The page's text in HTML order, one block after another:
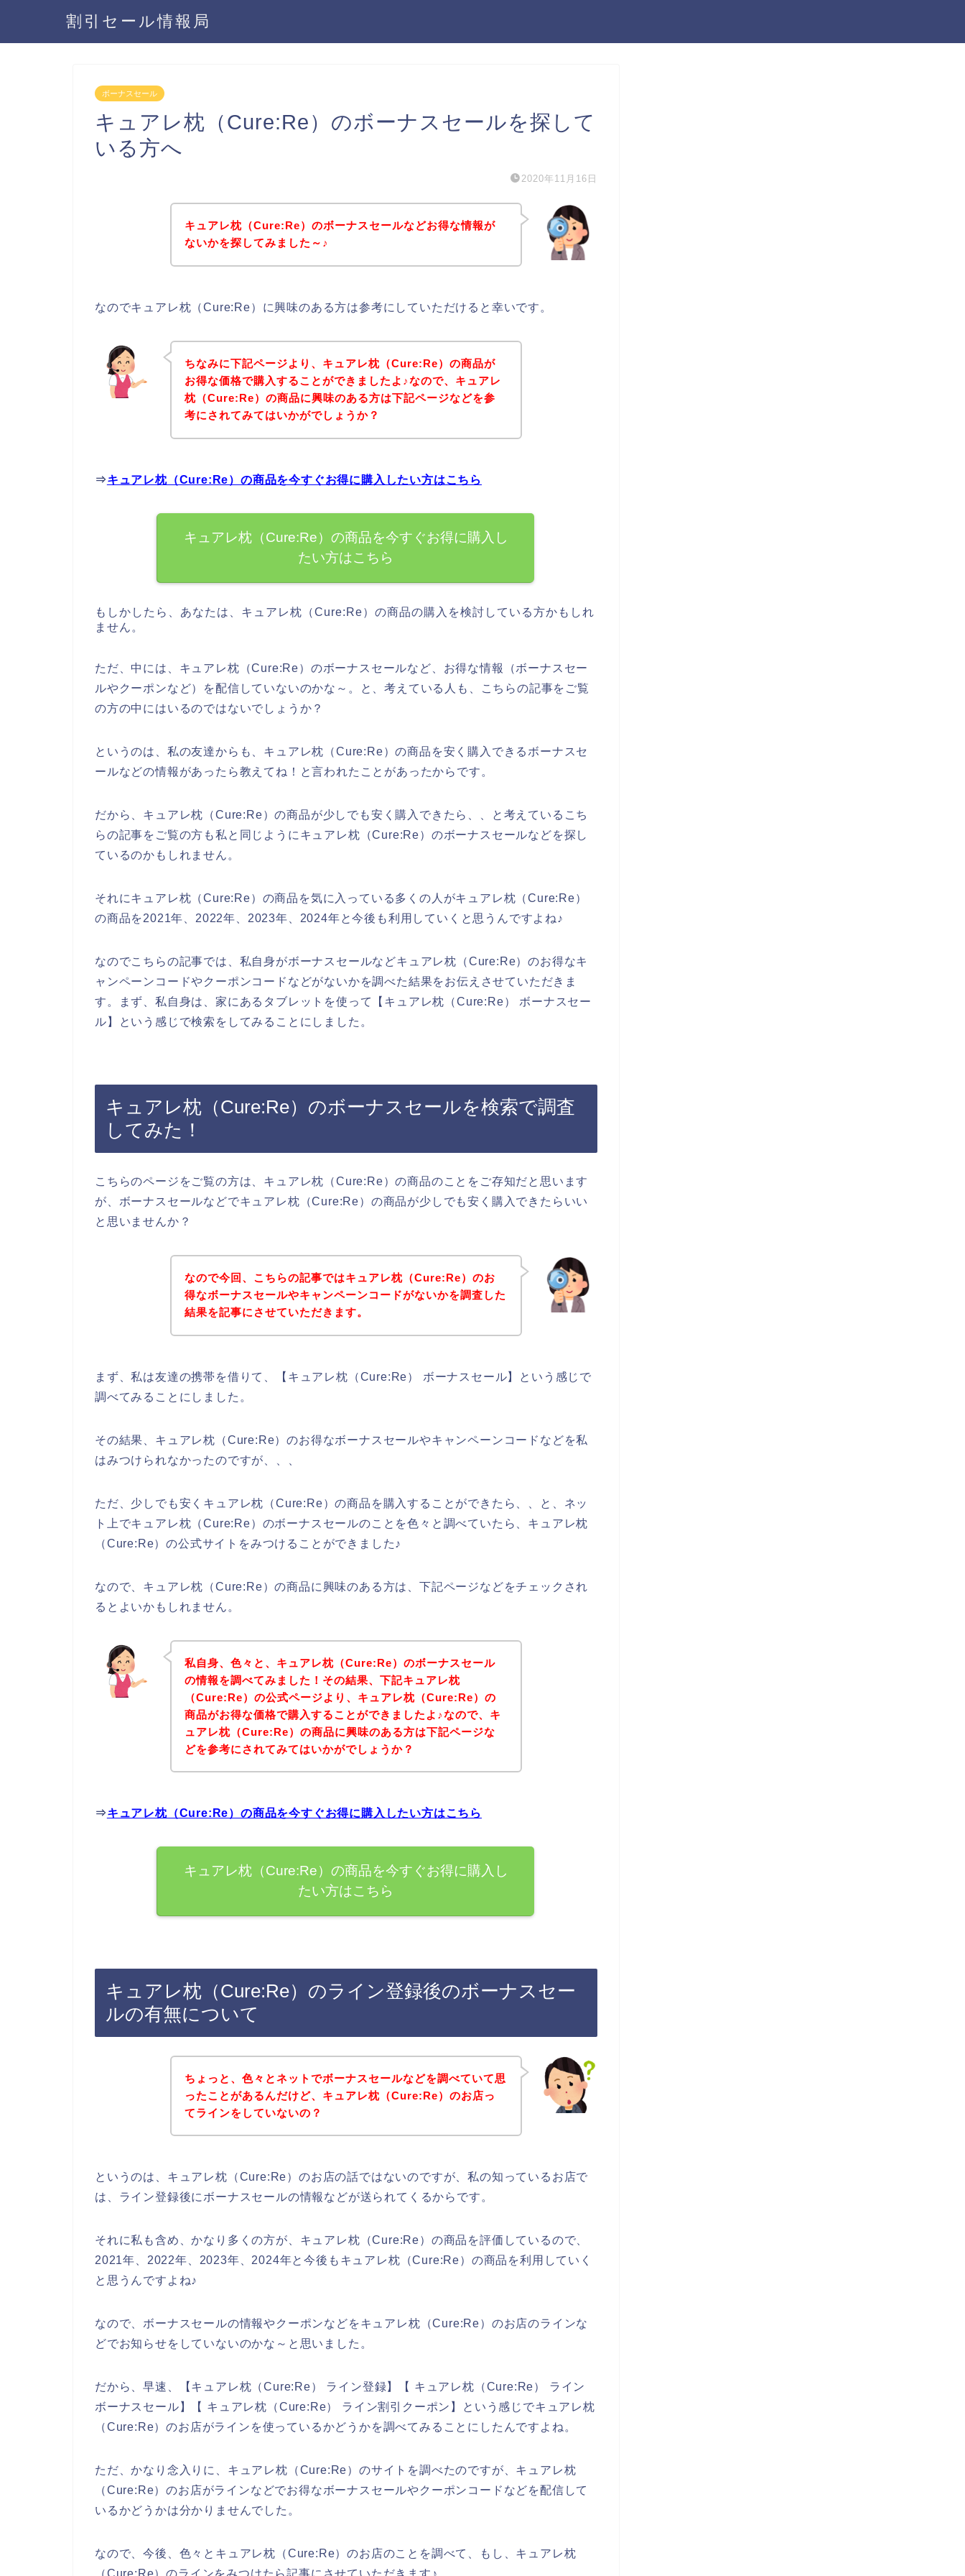
割引セール情報局
ボーナスセール
キュアレ枕（Cure:Re）のボーナスセールを探して
いる方へ
2020年11月16日
キュアレ枕（Cure:Re）のボーナスセールなどお得な情報が
ないかを探してみました～♪
なのでキュアレ枕（Cure:Re）に興味のある方は参考にしていただけると幸いです。
ちなみに下記ページより、キュアレ枕（Cure:Re）の商品が
お得な価格で購入することができましたよ♪なので、キュアレ
枕（Cure:Re）の商品に興味のある方は下記ページなどを参
考にされてみてはいかがでしょうか？
⇒キュアレ枕（Cure:Re）の商品を今すぐお得に購入したい方はこちら
キュアレ枕（Cure:Re）の商品を今すぐお得に購入し
たい方はこちら
もしかしたら、あなたは、キュアレ枕（Cure:Re）の商品の購入を検討している方かもしれ
ません。
ただ、中には、キュアレ枕（Cure:Re）のボーナスセールなど、お得な情報（ボーナスセー
ルやクーポンなど）を配信していないのかな～。と、考えている人も、こちらの記事をご覧
の方の中にはいるのではないでしょうか？
というのは、私の友達からも、キュアレ枕（Cure:Re）の商品を安く購入できるボーナスセ
ールなどの情報があったら教えてね！と言われたことがあったからです。
だから、キュアレ枕（Cure:Re）の商品が少しでも安く購入できたら、、と考えているこち
らの記事をご覧の方も私と同じようにキュアレ枕（Cure:Re）のボーナスセールなどを探し
ているのかもしれません。
それにキュアレ枕（Cure:Re）の商品を気に入っている多くの人がキュアレ枕（Cure:Re）
の商品を2021年、2022年、2023年、2024年と今後も利用していくと思うんですよね♪
なのでこちらの記事では、私自身がボーナスセールなどキュアレ枕（Cure:Re）のお得なキ
ャンペーンコードやクーポンコードなどがないかを調べた結果をお伝えさせていただきま
す。まず、私自身は、家にあるタブレットを使って【キュアレ枕（Cure:Re） ボーナスセー
ル】という感じで検索をしてみることにしました。
キュアレ枕（Cure:Re）のボーナスセールを検索で調査
してみた！
こちらのページをご覧の方は、キュアレ枕（Cure:Re）の商品のことをご存知だと思います
が、ボーナスセールなどでキュアレ枕（Cure:Re）の商品が少しでも安く購入できたらいい
と思いませんか？
なので今回、こちらの記事ではキュアレ枕（Cure:Re）のお
得なボーナスセールやキャンペーンコードがないかを調査した
結果を記事にさせていただきます。
まず、私は友達の携帯を借りて、【キュアレ枕（Cure:Re） ボーナスセール】という感じで
調べてみることにしました。
その結果、キュアレ枕（Cure:Re）のお得なボーナスセールやキャンペーンコードなどを私
はみつけられなかったのですが、、、
ただ、少しでも安くキュアレ枕（Cure:Re）の商品を購入することができたら、、と、ネッ
ト上でキュアレ枕（Cure:Re）のボーナスセールのことを色々と調べていたら、キュアレ枕
（Cure:Re）の公式サイトをみつけることができました♪
なので、キュアレ枕（Cure:Re）の商品に興味のある方は、下記ページなどをチェックされ
るとよいかもしれません。
私自身、色々と、キュアレ枕（Cure:Re）のボーナスセール
の情報を調べてみました！その結果、下記キュアレ枕
（Cure:Re）の公式ページより、キュアレ枕（Cure:Re）の
商品がお得な価格で購入することができましたよ♪なので、キ
ュアレ枕（Cure:Re）の商品に興味のある方は下記ページな
どを参考にされてみてはいかがでしょうか？
⇒キュアレ枕（Cure:Re）の商品を今すぐお得に購入したい方はこちら
キュアレ枕（Cure:Re）の商品を今すぐお得に購入し
たい方はこちら
キュアレ枕（Cure:Re）のライン登録後のボーナスセー
ルの有無について
ちょっと、色々とネットでボーナスセールなどを調べていて思
ったことがあるんだけど、キュアレ枕（Cure:Re）のお店っ
てラインをしていないの？
というのは、キュアレ枕（Cure:Re）のお店の話ではないのですが、私の知っているお店で
は、ライン登録後にボーナスセールの情報などが送られてくるからです。
それに私も含め、かなり多くの方が、キュアレ枕（Cure:Re）の商品を評価しているので、
2021年、2022年、2023年、2024年と今後もキュアレ枕（Cure:Re）の商品を利用していく
と思うんですよね♪
なので、ボーナスセールの情報やクーポンなどをキュアレ枕（Cure:Re）のお店のラインな
どでお知らせをしていないのかな～と思いました。
だから、早速、【キュアレ枕（Cure:Re） ライン登録】【 キュアレ枕（Cure:Re） ライン
ボーナスセール】【 キュアレ枕（Cure:Re） ライン割引クーポン】という感じでキュアレ枕
（Cure:Re）のお店がラインを使っているかどうかを調べてみることにしたんですよね。
ただ、かなり念入りに、キュアレ枕（Cure:Re）のサイトを調べたのですが、キュアレ枕
（Cure:Re）のお店がラインなどでお得なボーナスセールやクーポンコードなどを配信して
いるかどうかは分かりませんでした。
なので、今後、色々とキュアレ枕（Cure:Re）のお店のことを調べて、もし、キュアレ枕